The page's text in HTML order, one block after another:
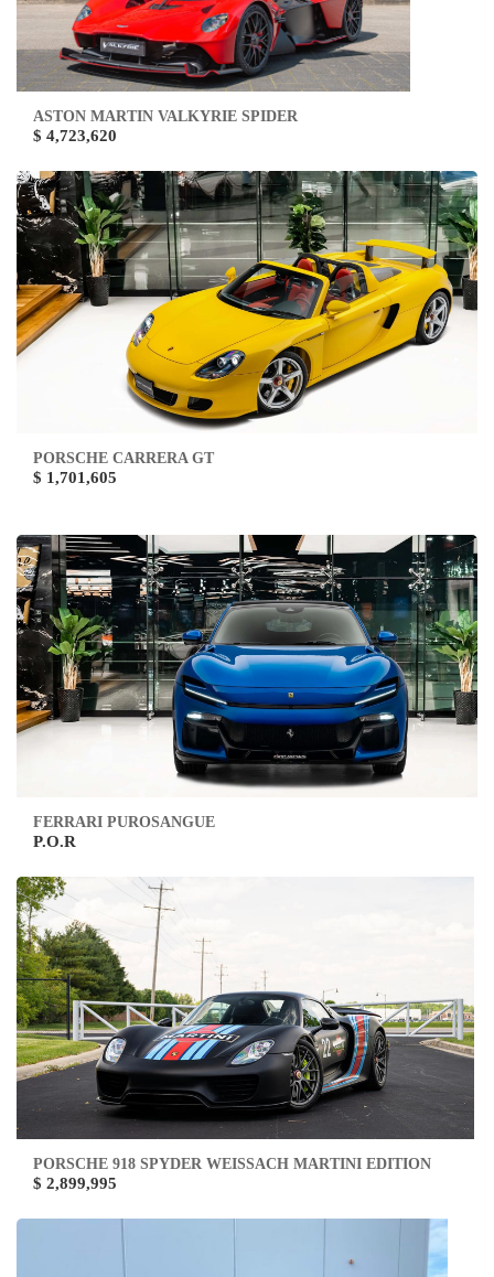
ASTON MARTIN VALKYRIE SPIDER
$ 4,723,620
PORSCHE CARRERA GT
$ 1,701,605
FERRARI PUROSANGUE
P.O.R
PORSCHE 918 SPYDER WEISSACH MARTINI EDITION
$ 2,899,995